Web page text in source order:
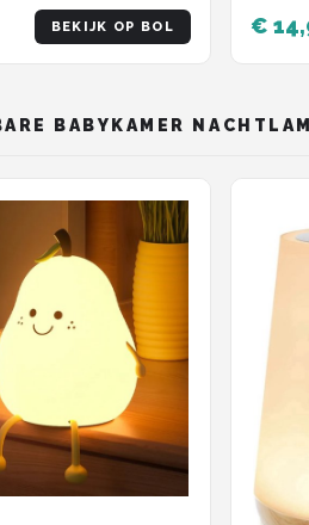
BEKIJK OP BOL €
BABYKAMER